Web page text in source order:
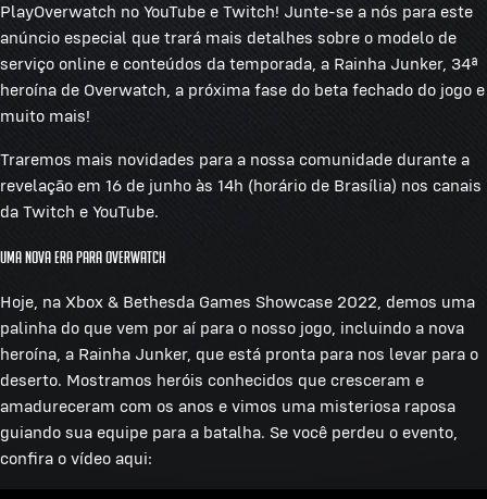
PlayOverwatch no YouTube e Twitch! Junte-se a nós para este
anúncio especial que trará mais detalhes sobre o modelo de
serviço online e conteúdos da temporada, a Rainha Junker, 34ª
heroína de Overwatch, a próxima fase do beta fechado do jogo e
muito mais!
Traremos mais novidades para a nossa comunidade durante a
revelação em 16 de junho às 14h (horário de Brasília) nos canais
da Twitch e YouTube.
Uma nova era para Overwatch
Hoje, na Xbox & Bethesda Games Showcase 2022, demos uma
palinha do que vem por aí para o nosso jogo, incluindo a nova
heroína, a Rainha Junker, que está pronta para nos levar para o
deserto. Mostramos heróis conhecidos que cresceram e
amadureceram com os anos e vimos uma misteriosa raposa
guiando sua equipe para a batalha. Se você perdeu o evento,
confira o vídeo aqui: